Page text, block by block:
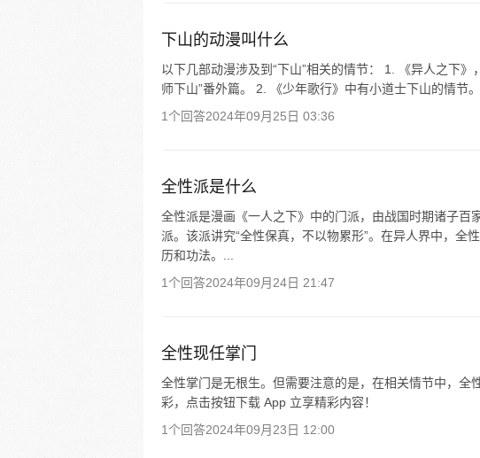
下山的动漫叫什么
以下几部动漫涉及到“下山”相关的情节： 1. 《异人之下
师下山”番外篇。 2. 《少年歌行》中有小道士下山的情节
1个回答2024年09月25日 03:36
全性派是什么
全性派是漫画《一人之下》中的门派，由战国时期诸子百
派。该派讲究“全性保真，不以物累形”。在异人界中，全
历和功法。...
1个回答2024年09月24日 21:47
全性现任掌门
全性掌门是无根生。但需要注意的是，在相关情节中，全
彩，点击按钮下载 App 立享精彩内容！
1个回答2024年09月23日 12:00